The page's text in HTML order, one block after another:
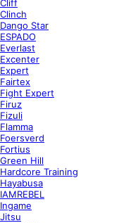
Cliff
Clinch
Dango Star
ESPADO
Everlast
Excenter
Expert
Fairtex
Fight Expert
Firuz
Fizuli
Flamma
Foersverd
Fortius
Green Hill
Hardcore Training
Hayabusa
IAMREBEL
Ingame
Jitsu